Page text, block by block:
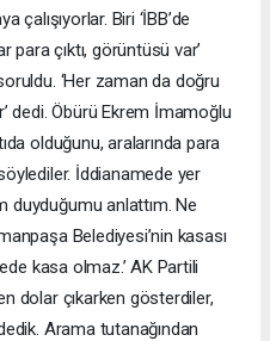
çalışıyorlar. Biri ‘İBB’de
para çıktı, görüntüsü var’
‘Her zaman da doğru
dedi. Öbürü Ekrem İmamoğlu
olduğunu, aralarında para
İddianamede yer
duyduğumu anlattım. Ne
Belediyesi’nin kasası
kasa olmaz.’ AK Partili
dolar çıkarken gösterdiler,
Arama tutanağından